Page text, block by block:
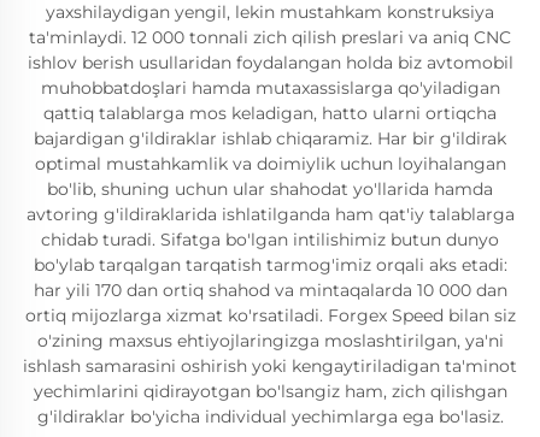
yaxshilaydigan yengil, lekin mustahkam konstruksiya
ta'minlaydi. 12 000 tonnali zich qilish preslari va aniq CNC
ishlov berish usullaridan foydalangan holda biz avtomobil
muhobbatdoşlari hamda mutaxassislarga qo'yiladigan
qattiq talablarga mos keladigan, hatto ularni ortiqcha
bajardigan g'ildiraklar ishlab chiqaramiz. Har bir g'ildirak
optimal mustahkamlik va doimiylik uchun loyihalangan
bo'lib, shuning uchun ular shahodat yo'llarida hamda
avtoring g'ildiraklarida ishlatilganda ham qat'iy talablarga
chidab turadi. Sifatga bo'lgan intilishimiz butun dunyo
bo'ylab tarqalgan tarqatish tarmog'imiz orqali aks etadi:
har yili 170 dan ortiq shahod va mintaqalarda 10 000 dan
ortiq mijozlarga xizmat ko'rsatiladi. Forgex Speed bilan siz
o'zining maxsus ehtiyojlaringizga moslashtirilgan, ya'ni
ishlash samarasini oshirish yoki kengaytiriladigan ta'minot
yechimlarini qidirayotgan bo'lsangiz ham, zich qilishgan
g'ildiraklar bo'yicha individual yechimlarga ega bo'lasiz.